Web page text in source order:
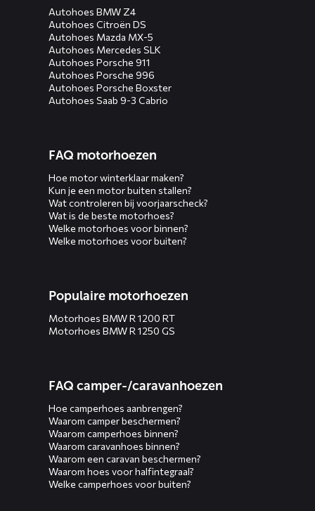
Autohoes BMW Z4
Autohoes Citroën DS
Autohoes Mazda MX-5
Autohoes Mercedes SLK
Autohoes Porsche 911
Autohoes Porsche 996
Autohoes Porsche Boxster
Autohoes Saab 9-3 Cabrio
FAQ motorhoezen
Hoe motor winterklaar maken?
Kun je een motor buiten stallen?
Wat controleren bij voorjaarscheck?
Wat is de beste motorhoes?
Welke motorhoes voor binnen?
Welke motorhoes voor buiten?
Populaire motorhoezen
Motorhoes BMW R 1200 RT
Motorhoes BMW R 1250 GS
FAQ camper-/caravanhoezen
Hoe camperhoes aanbrengen?
Waarom camper beschermen?
Waarom camperhoes binnen?
Waarom caravanhoes binnen?
Waarom een caravan beschermen?
Waarom hoes voor halfintegraal?
Welke camperhoes voor buiten?